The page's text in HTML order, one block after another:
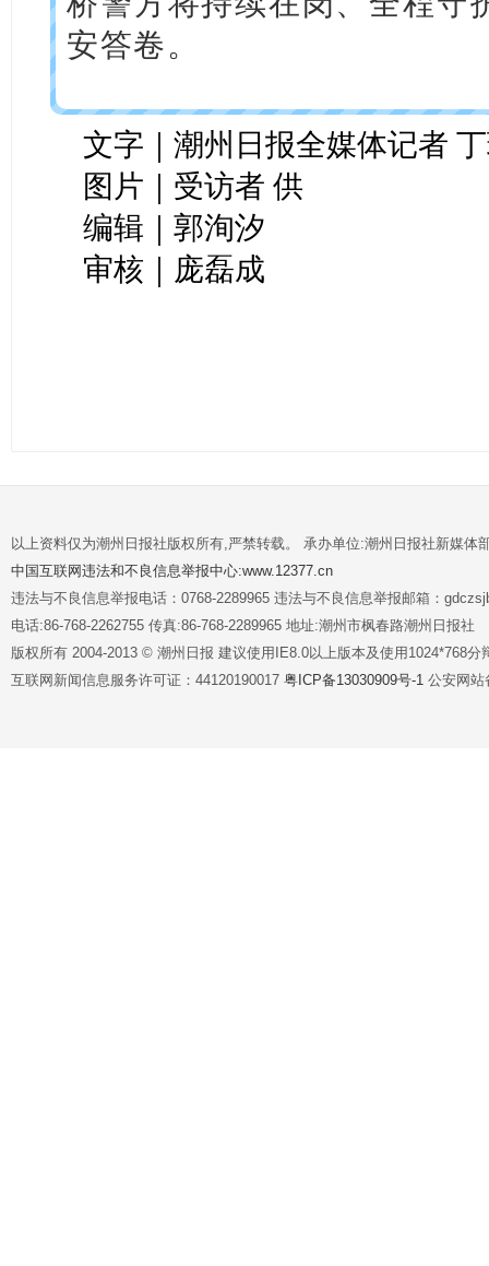
安答卷。
文字｜潮州日报全媒体记者
图片｜受访者 供
编辑｜郭洵汐
审核｜庞磊成
以上资料仅为潮州日报社版权所有,严禁转载。 承办单位:潮州日报社新媒体
中国互联网违法和不良信息举报中心:www.12377.cn
违法与不良信息举报电话：0768-2289965 违法与不良信息举报邮箱：
电话:86-768-2262755 传真:86-768-2289965 地址:潮州市枫春路潮州日报社
版权所有 2004-2013 © 潮州日报 建议使用IE8.0以上版本及使用1024*768分
互联网新闻信息服务许可证：44120190017 粤ICP备13030909号-1 公安网站